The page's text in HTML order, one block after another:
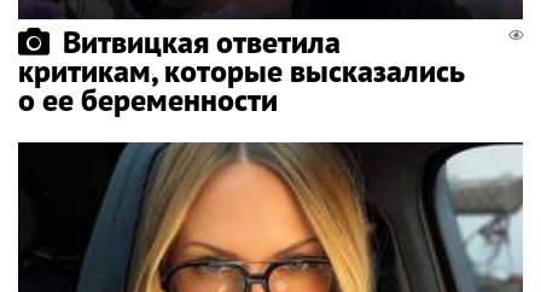
Витвицкая ответила
критикам, которые высказались
о ее беременности